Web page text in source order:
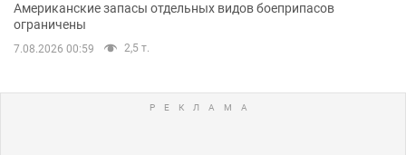
Американские запасы отдельных видов боеприпасов
ограничены
7.08.2026 00:59 2,5 т.